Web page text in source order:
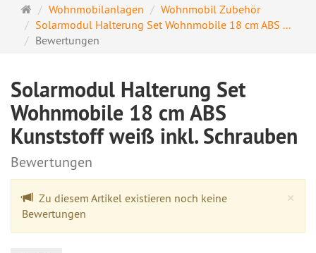
Startseite
Wohnmobilanlagen
Wohnmobil Zubehör
Solarmodul Halterung Set Wohnmobile 18 cm ABS ...
Bewertungen
Solarmodul Halterung Set
Wohnmobile 18 cm ABS
Kunststoff weiß inkl. Schrauben
Bewertungen
×
Zu diesem Artikel existieren noch keine
Bewertungen